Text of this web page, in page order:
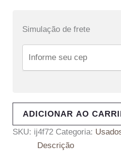
Simulação de frete
ADICIONAR AO
SKU: ij4f72 Categoria:
Descrição